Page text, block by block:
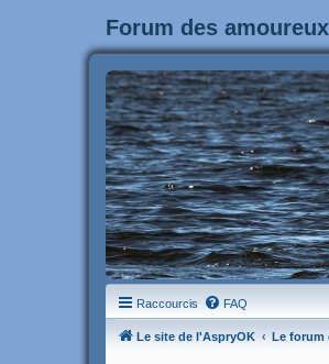
Forum des
Raccourcis FAQ
Le site de l'AspryOK Le forum